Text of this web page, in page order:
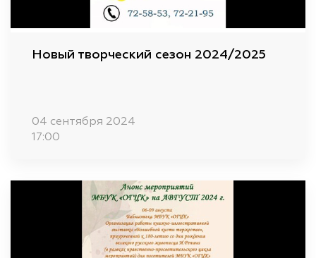
Новый творческий сезон 2024/2025
04 сентября 2024
17:00